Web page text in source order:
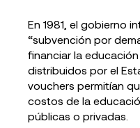
En 1981, el gobierno
“subvención por
financiar la
distribuidos por el
vouchers permitían
costos de la
públicas o privadas.